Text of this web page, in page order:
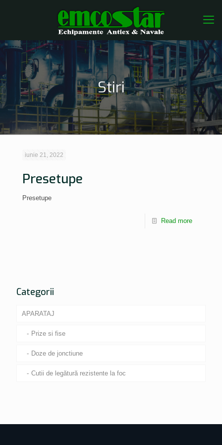
Stiri
iunie 21, 2022
Presetupe
Presetupe
Read more
Categorii
APARATAJ
Prize si fise
Doze de jonctiune
Cutii de legătură rezistente la foc